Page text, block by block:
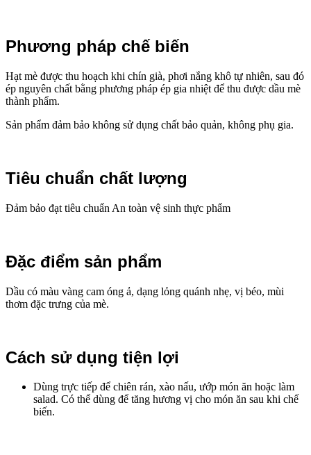
Phương pháp chế biến
Hạt mè được thu hoạch khi chín già, phơi nắng khô tự nhiên, sau đó
ép nguyên chất bằng phương pháp ép gia nhiệt để thu được dầu mè
thành phẩm.
Sản phẩm đảm bảo không sử dụng chất bảo quản, không phụ gia.
Tiêu chuẩn chất lượng
Đảm bảo đạt tiêu chuẩn An toàn vệ sinh thực phẩm
Đặc điểm sản phẩm
Dầu có màu vàng cam óng ả, dạng lỏng quánh nhẹ, vị béo, mùi
thơm đặc trưng của mè.
Cách sử dụng tiện lợi
Dùng trực tiếp để chiên rán, xào nấu, ướp món ăn hoặc làm
salad. Có thể dùng để tăng hương vị cho món ăn sau khi chế
biến.